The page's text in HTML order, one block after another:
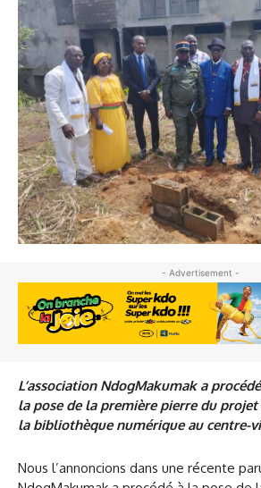
- Advertisement -
L’association NdogMakumak a
la pose de la première pierre du
la bibliothèque numérique au centre-
Nous l’annoncions dans une récente